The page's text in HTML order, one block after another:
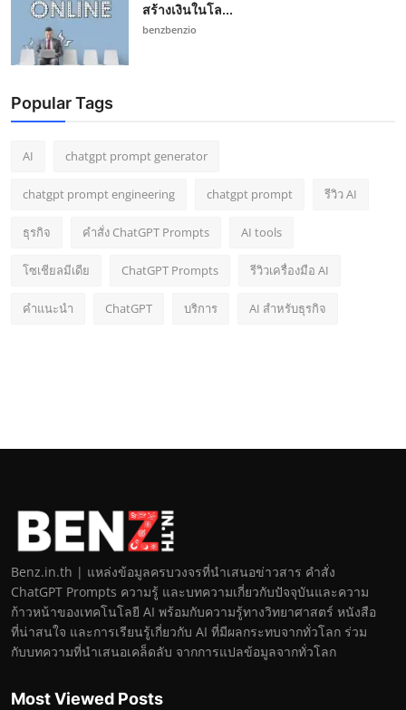
สร้างเงินในโล...
benzbenzio
Popular Tags
AI chatgpt prompt generator
chatgpt prompt engineering chatgpt prompt รีวิว AI
ธุรกิจ คำสั่ง ChatGPT Prompts AI tools
โซเชียลมีเดีย ChatGPT Prompts รีวิวเครื่องมือ AI
คำแนะนำ ChatGPT บริการ AI สำหรับธุรกิจ
Benz.in.th | แหล่งข้อมูลครบวงจรที่นำเสนอข่าวสาร คำสั่ง
ChatGPT Prompts ความรู้ และบทความเกี่ยวกับปัจจุบันและความ
ก้าวหน้าของเทคโนโลยี AI พร้อมกับความรู้ทางวิทยาศาสตร์ หนังสือ
ที่น่าสนใจ และการเรียนรู้เกี่ยวกับ AI ที่มีผลกระทบจากทั่วโลก ร่วม
กับบทความที่นำเสนอเคล็ดลับ จากการแปลข้อมูลจากทั่วโลก
Most Viewed Posts